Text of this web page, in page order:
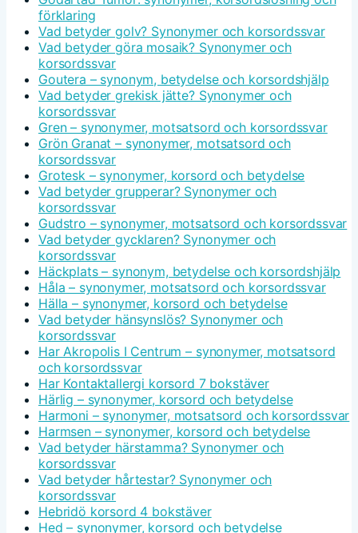
förklaring
Vad betyder golv? Synonymer och korsordssvar
Vad betyder göra mosaik? Synonymer och
korsordssvar
Goutera – synonym, betydelse och korsordshjälp
Vad betyder grekisk jätte? Synonymer och
korsordssvar
Gren – synonymer, motsatsord och korsordssvar
Grön Granat – synonymer, motsatsord och
korsordssvar
Grotesk – synonymer, korsord och betydelse
Vad betyder grupperar? Synonymer och
korsordssvar
Gudstro – synonymer, motsatsord och korsordssvar
Vad betyder gycklaren? Synonymer och
korsordssvar
Häckplats – synonym, betydelse och korsordshjälp
Håla – synonymer, motsatsord och korsordssvar
Hälla – synonymer, korsord och betydelse
Vad betyder hänsynslös? Synonymer och
korsordssvar
Har Akropolis I Centrum – synonymer, motsatsord
och korsordssvar
Har Kontaktallergi korsord 7 bokstäver
Härlig – synonymer, korsord och betydelse
Harmoni – synonymer, motsatsord och korsordssvar
Harmsen – synonymer, korsord och betydelse
Vad betyder härstamma? Synonymer och
korsordssvar
Vad betyder hårtestar? Synonymer och
korsordssvar
Hebridö korsord 4 bokstäver
Hed – synonymer, korsord och betydelse